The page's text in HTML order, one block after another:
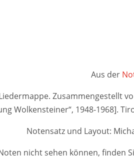
Aus der
Zusammengestellt
Wolkensteiner“, 1948-1968].
Notensatz und Layout:
nicht sehen können, finden